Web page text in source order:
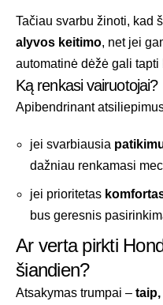
Tačiau svarbu žinoti, kad
alyvos keitimo, net jei
automatinė dėžė gali tapti
Ką renkasi vairuotojai?
Apibendrinant
jei svarbiausia
dažniau renkamasi
jei prioritetas
bus geresnis
Ar verta pirkti
šiandien?
Atsakymas trumpai –